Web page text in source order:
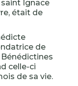
Ignace
était de
de
celle-ci
de sa vie.